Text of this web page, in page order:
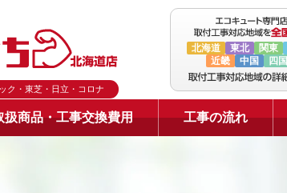
ク・東芝・日立・コロナ
北海道 東北 関東
近畿
中国 四国
扱商品・工事交換費用 工事の流れ